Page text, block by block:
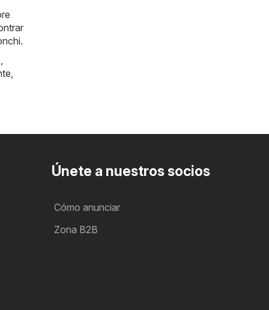
,
,
Únete a nuestros socios
Cómo anunciar
Zona B2B